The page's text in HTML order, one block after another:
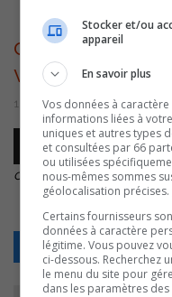
chronique-
vins-wav
15 octobre 2016 | Par Comm
Lecteur
audio
00:00
chronique-vins-wav-
Retour
Stocker et/ou
appareil
En savoir plus
Vos données à
informations liées à
uniques et autres types
et consultées par 66
ou utilisées
nous-mêmes sommes
géolocalisation précises.
Certains fournisseurs
données à caractère
légitime. Vous pouvez
ci-dessous. Recherchez
le menu du site pour
dans les paramètres